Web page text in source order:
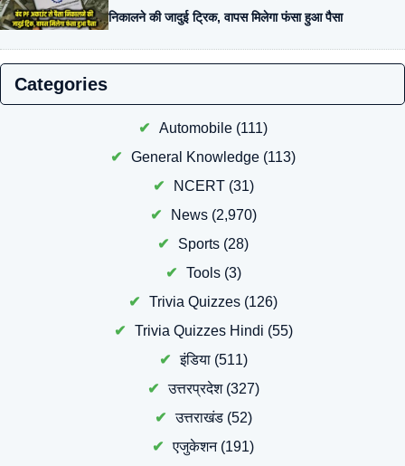
निकालने की जादुई ट्रिक, वापस मिलेगा फंसा हुआ पैसा
Categories
Automobile (111)
General Knowledge (113)
NCERT(31)
News(2,970)
Sports (28)
Tools(3)
Trivia Quizzes (126)
Trivia Quizzes Hindi (55)
इंडिया(511)
उत्तरप्रदेश(327)
उत्तराखंड(52)
एजुकेशन(191)